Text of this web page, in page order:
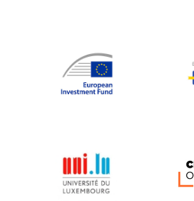
Klaus-Heiner Lehne
Koen LENAERTS
Lars Heikensten
Lucas Papademos
Máire Geoghegan-Quinn